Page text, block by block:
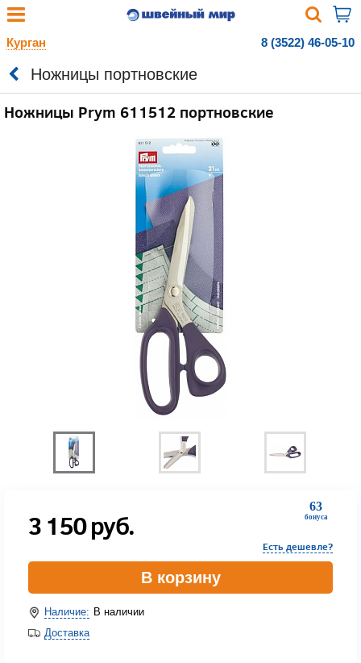
Курган 8 (3522) 46-05-10
Ножницы портновские
Ножницы Prym 611512 портновские
63
бонуса
3 150руб.
Есть дешевле?
В корзину
Наличие: В наличии
Доставка